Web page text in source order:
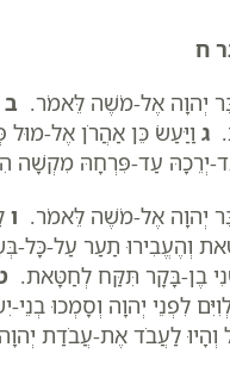
ח
יְהוָה אֶל-מֹשֶׁה לֵּאמֹר. ב
ג וַיַּעַשׂ כֵּן אַהֲרֹן אֶל-
יְרֵכָהּ עַד-פִּרְחָהּ
יְהוָה אֶל-מֹשֶׁה לֵּאמֹר. ו
וְהֶעֱבִירוּ תַעַר עַל-כָּל-
בֶן-בָּקָר תִּקַּח לְחַטָּאת.
לִפְנֵי יְהוָה וְסָמְכוּ
וְהָיוּ לַעֲבֹד אֶת-עֲבֹדַת